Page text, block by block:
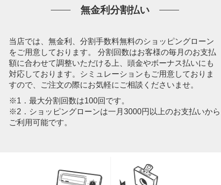
無金利分割払い
当店では、無金利、分割手数料無料のショッピングローン
をご用意しております。 分割回数はお客様の毎月のお支払
額に合わせて調整いただける上、頭金やボーナス払いにも
対応しております。シミュレーションもご用意しておりま
すので、ご注文の際にお気軽にご相談くださいませ。
※1．最大分割回数は100回です。
※2．ショッピングローンは一月3000円以上のお支払いから
ご利用可能です。